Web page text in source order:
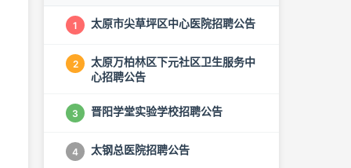
1 太原市尖草坪区中心医院招聘公告
2
太原万柏林区下元社区卫生服务中
心招聘公告
3 晋阳学堂实验学校招聘公告
4 太钢总医院招聘公告